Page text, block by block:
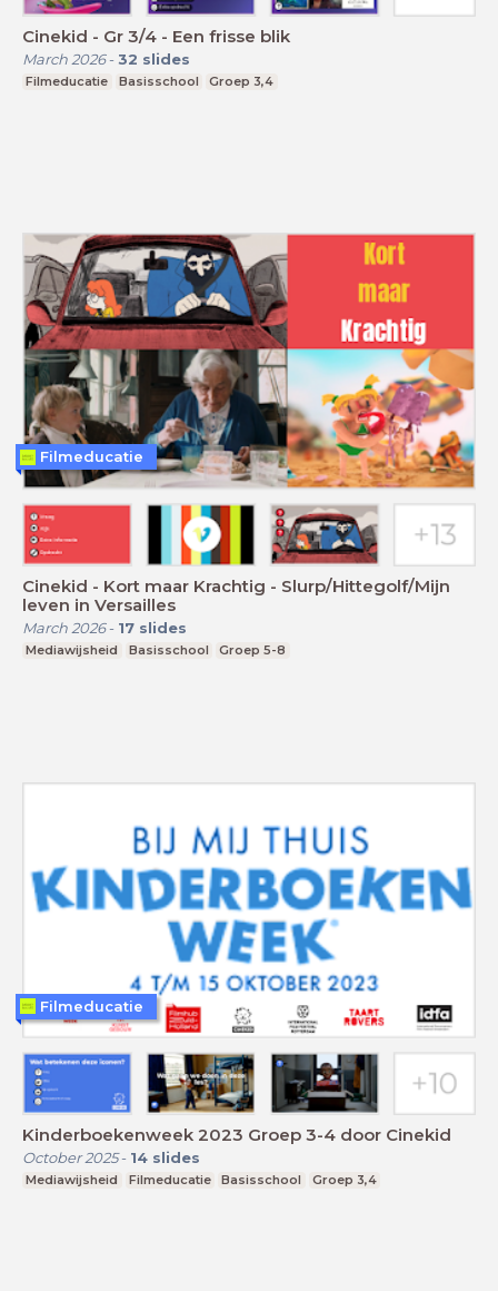
Cinekid - Gr 3/4 - Een frisse blik
March 2026- 32 slides
Filmeducatie Basisschool Groep 3,4
Cinekid - Kort maar Krachtig - Slurp/Hittegolf/Mijn
leven in Versailles
March 2026- 17 slides
Mediawijsheid Basisschool Groep 5-8
Filmeducatie
Kinderboekenweek 2023 Groep 3-4 door Cinekid
October 2025- 14 slides
Mediawijsheid Filmeducatie Basisschool Groep 3,4
Filmeducatie